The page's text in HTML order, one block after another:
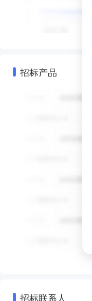
招标产品
招标联系人